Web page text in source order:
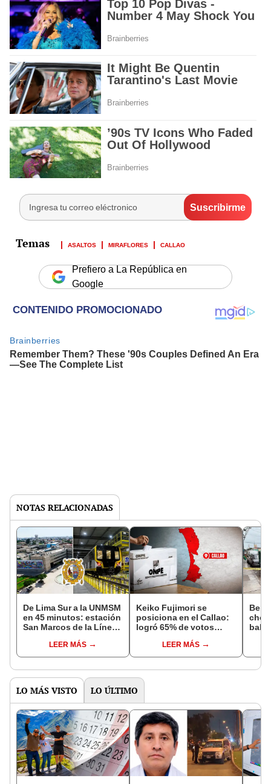
ASALTOS MIRAFLORES CALLAO
Prefiero a La República en
Google
NOTAS RELACIONADAS
De Lima Sur a la UNMSM
en 45 minutos: estación
San Marcos de la Línea
LEER MÁS
Keiko Fujimori se
posiciona en el Callao:
logró 65% de votos
LEER MÁS
LO MÁS VISTO LO ÚLTIMO